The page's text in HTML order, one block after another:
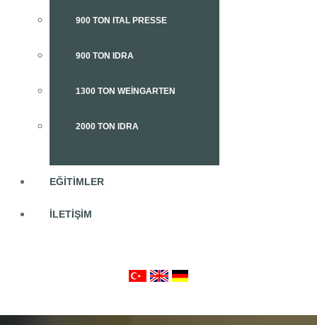
900 TON ITAL PRESSE
900 TON IDRA
1300 TON WEINGARTEN
2000 TON IDRA
EĞITIMLER
İLETIŞIM